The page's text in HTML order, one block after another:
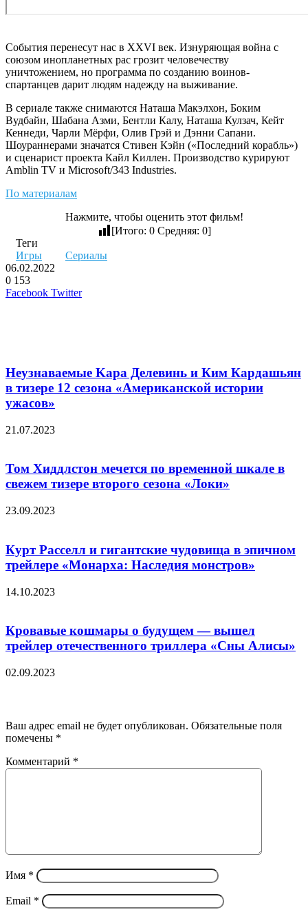
События перенесут нас в XXVI век. Изнуряющая война с
союзом инопланетных рас грозит человечеству
уничтожением, но программа по созданию воинов-
спартанцев дарит людям надежду на выживание.
В сериале также снимаются Наташа Макэлхон, Боким
Вудбайн, Шабана Азми, Бентли Калу, Наташа Кулзач, Кейт
Кеннеди, Чарли Мёрфи, Олив Грэй и Дэнни Сапани.
Шоураннерами значатся Стивен Кэйн («Последний корабль»)
и сценарист проекта Кайл Киллен. Производство курируют
Amblin TV и Microsoft/343 Industries.
По материалам
Нажмите, чтобы оценить этот фильм!
[Итого: 0Средняя: 0]
Теги
Игры
Сериалы
06.02.2022
0 153
Facebook TwitterLinkedIn
Pinterest
Вконтакте
Одноклассники
Skype
WhatsApp
Telegram
Viber
Неузнаваемые Kapa Дeлeвинь и Ким Кардашьян
в тизере 12 сезона «Американской истории
ужасов»
21.07.2023
Том Хиддлстон мечется по временной шкале в
свежем тизере второго сезона «Локи»
23.09.2023
Курт Расселл и гигантские чудовища в эпичном
трейлере «Монарха: Наследия монстров»
14.10.2023
Кровавые кошмары о будущем — вышел
трейлер отечественного триллера «Сны Алисы»
02.09.2023
Ваш адрес email не будет опубликован. Обязательные поля
помечены *
Комментарий *
Имя *
Email *